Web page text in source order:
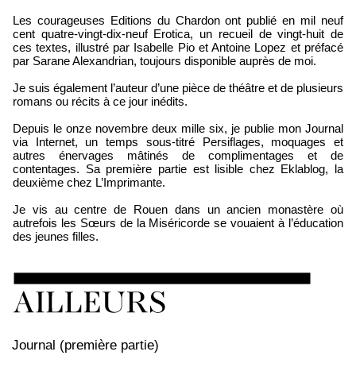
Les courageuses Editions du Chardon ont publié en mil neuf
cent quatre-vingt-dix-neuf Erotica, un recueil de vingt-huit de
ces textes, illustré par Isabelle Pio et Antoine Lopez et préfacé
par Sarane Alexandrian, toujours disponible auprès de moi.
Je suis également l’auteur d’une pièce de théâtre et de plusieurs
romans ou récits à ce jour inédits.
Depuis le onze novembre deux mille six, je publie mon Journal
via Internet, un temps sous-titré Persiflages, moquages et
autres énervages mâtinés de complimentages et de
contentages. Sa première partie est lisible chez Eklablog, la
deuxième chez L’Imprimante.
Je vis au centre de Rouen dans un ancien monastère où
autrefois les Sœurs de la Miséricorde se vouaient à l’éducation
des jeunes filles.
Journal (première partie)